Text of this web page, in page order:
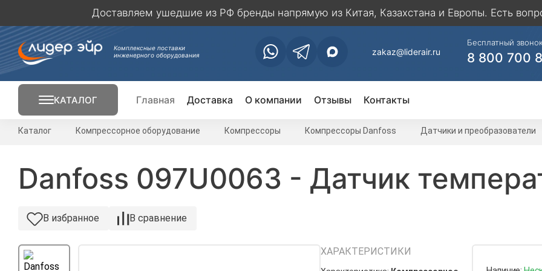
Доставляем ушедшие из РФ бренды напрямую из Китая, Казахстана и Европы. Есть
Комплексные поставки
инженерного оборудования
zakaz@liderair.ru
Бесплатный
8 800 700
КАТАЛОГ
Кондиционирование
Электрика
Вентиляторы
Главная Доставка О компании Отзывы Контакты
Каталог Компрессорное оборудование Компрессоры Компрессоры Danfoss Датчики и преобразователи
Danfoss 097U0063 - Датчик
В избранное В сравнение
ХАРАКТЕРИСТИКИ